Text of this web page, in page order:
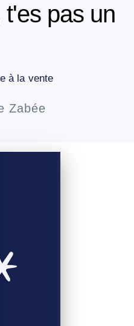
pas un
à la vente
Zabée